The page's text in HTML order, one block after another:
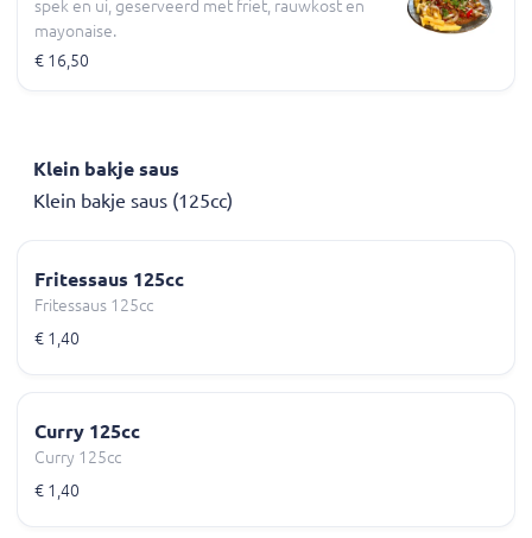
spek en ui, geserveerd met friet, rauwkost en
mayonaise.
€ 16,50
Klein bakje saus
Klein bakje saus (125cc)
Fritessaus 125cc
Fritessaus 125cc
€ 1,40
Curry 125cc
Curry 125cc
€ 1,40